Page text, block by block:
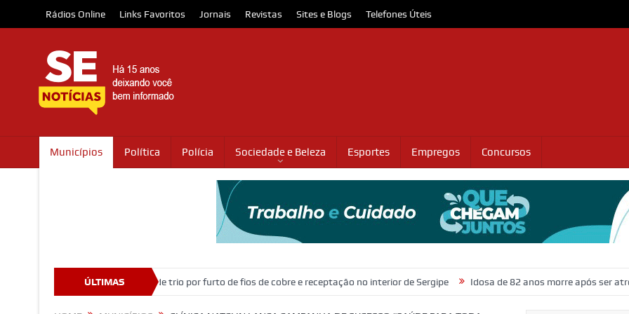
Rádios Online Links Favoritos Jornais Revistas Sites e Blogs Telefones Úteis
Municípios Política Polícia Sociedade e Beleza Esportes Empregos Concursos
ÚLTIMAS
Ação policial prende trio por furto de fios de cobre e receptação no interior de Sergipe Idosa de 82 anos morre após ser atropelada na